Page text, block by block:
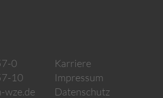
0
10
wze.de
Karriere
Impressum
Datenschutz